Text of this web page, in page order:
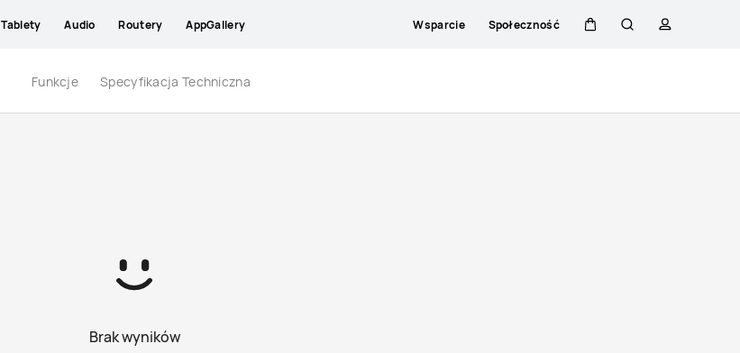
Tablety Audio Routery AppGallery Wsparcie Społeczność
Funkcje Specyfikacja Techniczna
Brak wyników